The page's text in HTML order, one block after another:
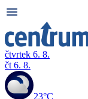
čtvrtek 6. 8.
čt 6. 8.
23°C